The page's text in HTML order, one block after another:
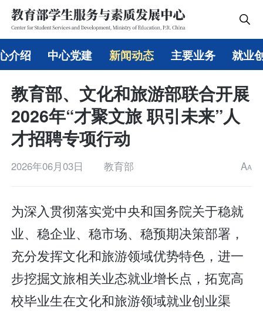
介绍 中心党建 新闻动态 主要业务 就业
教育部、文化和旅游部联合开展
2026年“才聚文旅 职引未来”人
才招聘专项行动
2026年06月03日 教育部 AA
为深入贯彻落实党中央和国务院关于稳就
业、稳企业、稳市场、稳预期决策部署，
充分发挥文化和旅游领域优势特色，进一
步挖掘文旅相关业态就业增长点，拓宽高
校毕业生在文化和旅游领域就业创业渠